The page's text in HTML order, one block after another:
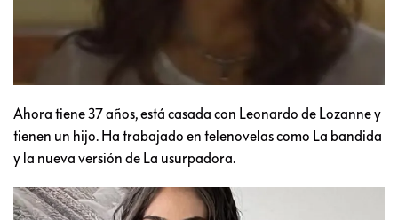
Ahora tiene 37 años, está casada con Leonardo de Lozanne y
tienen un hijo. Ha trabajado en telenovelas como La bandida
y la nueva versión de La usurpadora.